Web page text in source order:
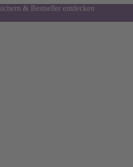
& Bestseller entdecken